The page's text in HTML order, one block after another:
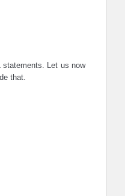
statements. Let us now
that.